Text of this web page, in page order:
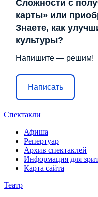
Сложности с
карты» или
Знаете, как
культуры?
Напишите — решим!
Написать
Спектакли
Афиша
Репертуар
Архив спектаклей
Информация для
Карта сайта
Театр